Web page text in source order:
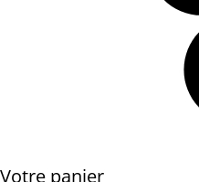
Votre panier